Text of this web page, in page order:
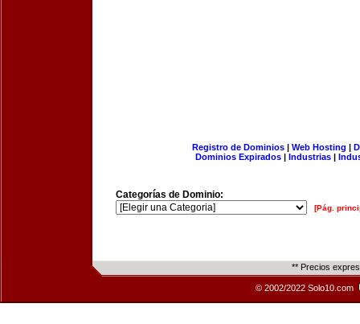
Registro de Dominios| Web Hosting |
Dominios Expirados | Industrias |
Categorías de Dominio:
[Pág.
** Precios
© 2002/2022 Solo10.com